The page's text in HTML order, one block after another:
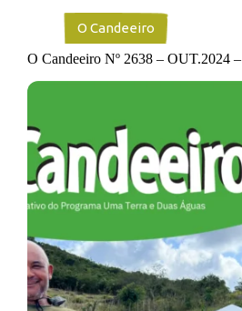
O Candeeiro
O Candeeiro Nº 2638 – OUT.2024